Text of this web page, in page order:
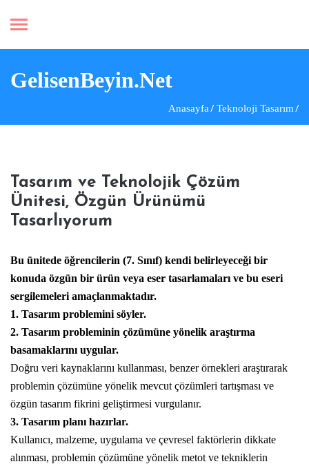
GelisenBeyin.Net
Anasayfa Teknoloji Tasarım
Tasarım ve Teknolojik Çözüm
Ünitesi, Özgün Ürünümü
Tasarlıyorum
Bu ünitede öğrencilerin (7. Sınıf) kendi belirleyeceği bir
konuda özgün bir ürün veya eser tasarlamaları ve bu eseri
sergilemeleri amaçlanmaktadır.
1. Tasarım problemini söyler.
2. Tasarım probleminin çözümüne yönelik araştırma
basamaklarını uygular.
Doğru veri kaynaklarını kullanması, benzer örnekleri araştırarak
problemin çözümüne yönelik mevcut çözümleri tartışması ve
özgün tasarım fikrini geliştirmesi vurgulanır.
3. Tasarım planı hazırlar.
Kullanıcı, malzeme, uygulama ve çevresel faktörlerin dikkate
alınması, problemin çözümüne yönelik metot ve tekniklerin